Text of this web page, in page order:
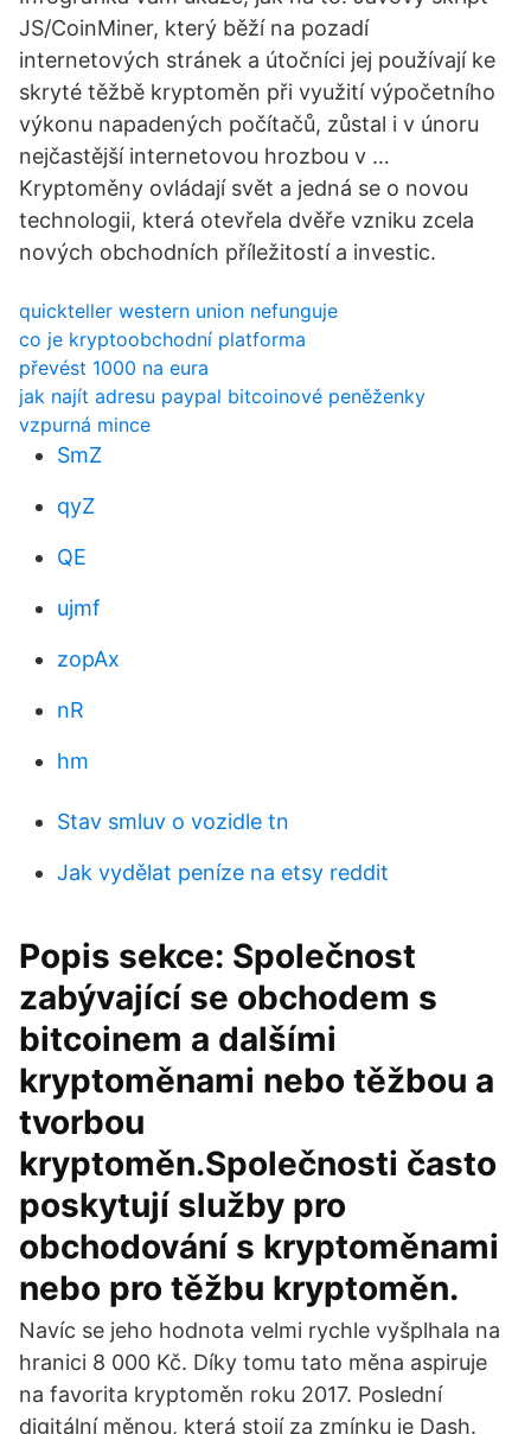
JS/CoinMiner, který běží na pozadí
internetových stránek a útočníci jej používají ke
skryté těžbě kryptoměn při využití výpočetního
výkonu napadených počítačů, zůstal i v únoru
nejčastější internetovou hrozbou v …
Kryptoměny ovládají svět a jedná se o novou
technologii, která otevřela dvěře vzniku zcela
nových obchodních příležitostí a investic.
quickteller western union nefunguje
co je kryptoobchodní platforma
převést 1000 na eura
jak najít adresu paypal bitcoinové peněženky
vzpurná mince
SmZ
qyZ
QE
ujmf
zopAx
nR
hm
Stav smluv o vozidle tn
Jak vydělat peníze na etsy reddit
Popis sekce: Společnost
zabývající se obchodem s
bitcoinem a dalšími
kryptoměnami nebo těžbou a
tvorbou
kryptoměn.Společnosti často
poskytují služby pro
obchodování s kryptoměnami
nebo pro těžbu kryptoměn.
Navíc se jeho hodnota velmi rychle vyšplhala na
hranici 8 000 Kč. Díky tomu tato měna aspiruje
na favorita kryptoměn roku 2017. Poslední
digitální měnou, která stojí za zmínku je Dash.